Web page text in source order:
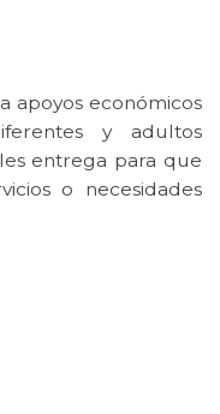
apoyos económicos
y adultos
entrega para que
o necesidades